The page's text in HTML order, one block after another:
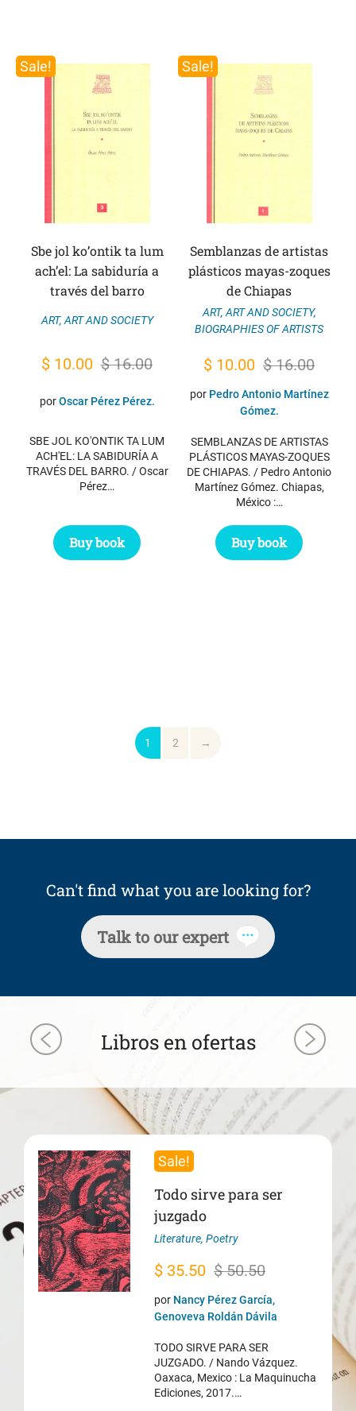
Sale!
Sbe jol ko’ontik ta lum
ach’el: La sabiduría a
través del barro
ART, ART AND SOCIETY
$16.00
Original
was:
$ 16.00.
$ 10.00 Current
is:
$ 10.00.
porOscar Pérez Pérez.
SBE JOL KO'ONTIK TA LUM
ACH'EL: LA SABIDURÍA A
TRAVÉS DEL BARRO. / Oscar
Pérez…
Buy book
Sale!
Semblanzas de artistas
plásticos mayas-zoques
de Chiapas
ART, ART AND SOCIETY,
BIOGRAPHIES OF ARTISTS
$16.00
Original
price
was:
$ 16.00.
$ 10.00 Current
price
is:
$ 10.00.
por Pedro Antonio Martínez
Gómez.
SEMBLANZAS DE ARTISTAS
PLÁSTICOS MAYAS-ZOQUES
DE CHIAPAS. / Pedro Antonio
Martínez Gómez. Chiapas,
México :…
Buy book
1 2 →
Can't find what you are looking for?
Talk to our expert
Libros en ofertas
Sale!
Todo sirve para ser
juzgado
Literature,Poetry
$50.50
Original
price
was:
$ 50.50.
$ 35.50
Current
price
is:
$ 35.50.
por Nancy Pérez García,
Genoveva Roldán Dávila
TODO SIRVE PARA SER
JUZGADO. / Nando Vázquez.
Oaxaca, Mexico : La Maquinucha
Ediciones, 2017.…